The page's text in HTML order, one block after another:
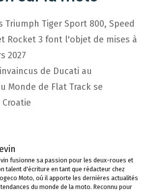
Triumph Tiger Sport 800, Speed
Rocket 3 font l'objet de mises à
2027
de Ducati au
Monde de Flat Track se
fusionne sa passion pour les deux-roues et
talent d'écriture en tant que rédacteur chez
Moto, où il apporte les dernières actualités
du monde de la moto. Reconnu pour